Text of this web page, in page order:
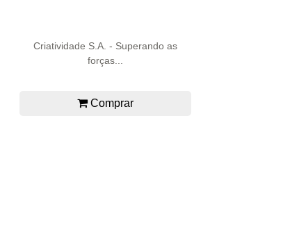
Criatividade S.A. - Superando as
forças...
Comprar